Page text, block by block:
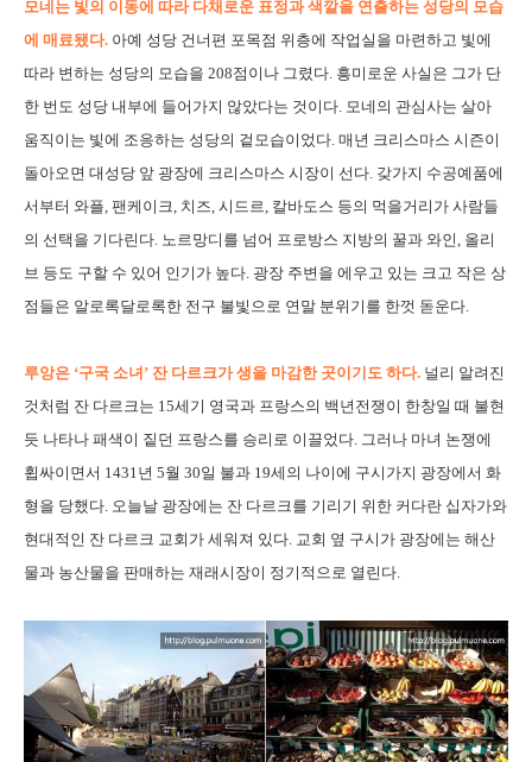
모네는 빛의 이동에 따라 다채로운 표정과 색깔을 연출하는 성당의 모습
에 매료됐다. 아예 성당 건너편 포목점 위층에 작업실을 마련하고 빛에
따라 변하는 성당의 모습을 208점이나 그렸다. 흥미로운 사실은 그가 단
한 번도 성당 내부에 들어가지 않았다는 것이다. 모네의 관심사는 살아
움직이는 빛에 조응하는 성당의 겉모습이었다. 매년 크리스마스 시즌이
돌아오면 대성당 앞 광장에 크리스마스 시장이 선다. 갖가지 수공예품에
서부터 와플, 팬케이크, 치즈, 시드르, 칼바도스 등의 먹을거리가 사람들
의 선택을 기다린다. 노르망디를 넘어 프로방스 지방의 꿀과 와인, 올리
브 등도 구할 수 있어 인기가 높다. 광장 주변을 에우고 있는 크고 작은 상
점들은 알로록달로록한 전구 불빛으로 연말 분위기를 한껏 돋운다.
루앙은 ‘구국 소녀’ 잔 다르크가 생을 마감한 곳이기도 하다. 널리 알려진
것처럼 잔 다르크는 15세기 영국과 프랑스의 백년전쟁이 한창일 때 불현
듯 나타나 패색이 짙던 프랑스를 승리로 이끌었다. 그러나 마녀 논쟁에
휩싸이면서 1431년 5월 30일 불과 19세의 나이에 구시가지 광장에서 화
형을 당했다. 오늘날 광장에는 잔 다르크를 기리기 위한 커다란 십자가와
현대적인 잔 다르크 교회가 세워져 있다. 교회 옆 구시가 광장에는 해산
물과 농산물을 판매하는 재래시장이 정기적으로 열린다.